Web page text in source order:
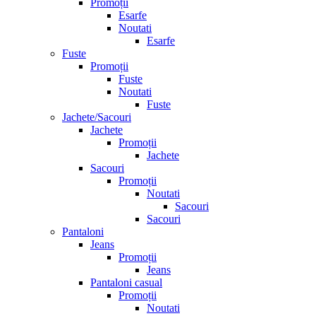
Promoții
Esarfe
Noutati
Esarfe
Fuste
Promoții
Fuste
Noutati
Fuste
Jachete/Sacouri
Jachete
Promoții
Jachete
Sacouri
Promoții
Noutati
Sacouri
Sacouri
Pantaloni
Jeans
Promoții
Jeans
Pantaloni casual
Promoții
Noutati